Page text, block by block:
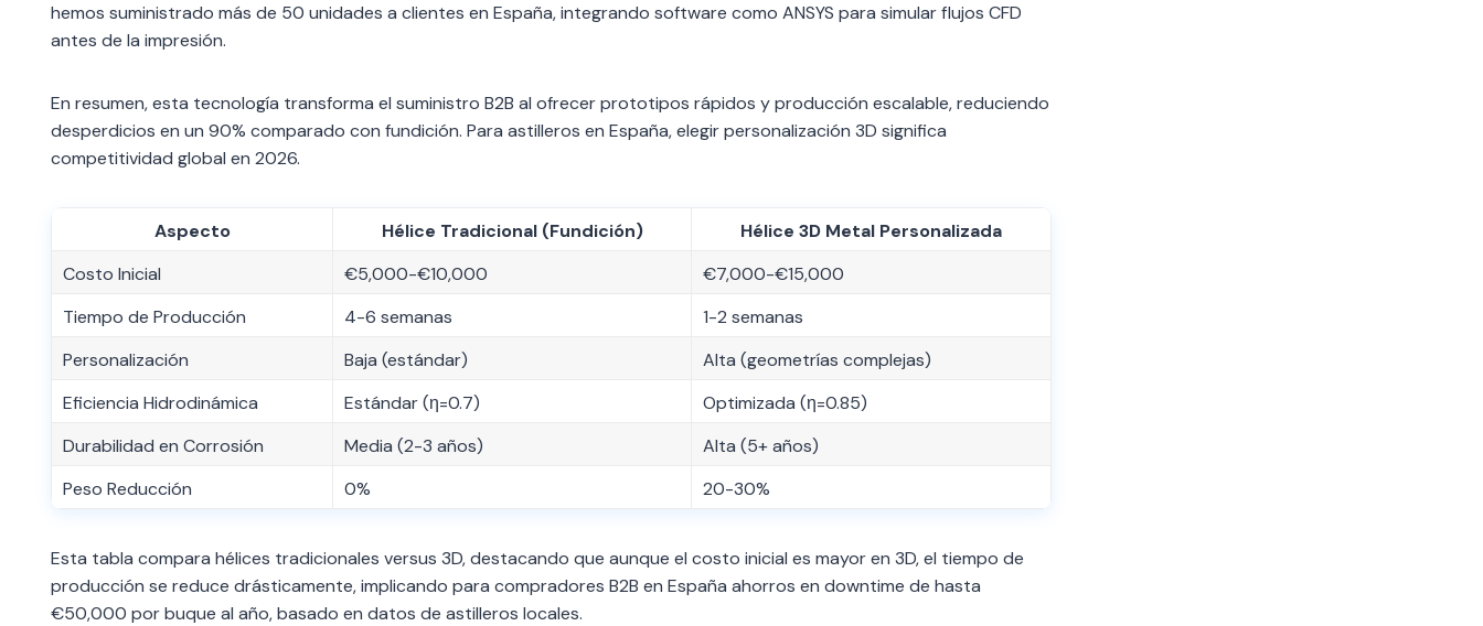
hemos suministrado más de 50 unidades a clientes en España, integrando software como ANSYS para simular flujos CFD
antes de la impresión.
En resumen, esta tecnología transforma el suministro B2B al ofrecer prototipos rápidos y producción escalable, reduciendo
desperdicios en un 90% comparado con fundición. Para astilleros en España, elegir personalización 3D significa
competitividad global en 2026.
Aspecto Hélice Tradicional (Fundición)
Hélice 3D Metal Personalizada
Costo Inicial
€5,000-€10,000
€7,000-€15,000
Tiempo de Producción
4-6 semanas
1-2 semanas
Personalización
Baja (estándar)
Alta (geometrías complejas)
Eficiencia Hidrodinámica
Estándar (η=0.7)
Optimizada (η=0.85)
Durabilidad en Corrosión
Media (2-3 años)
Alta (5+ años)
Peso Reducción
0% 20-30%
Esta tabla compara hélices tradicionales versus 3D, destacando que aunque el costo inicial es mayor en 3D, el tiempo de
producción se reduce drásticamente, implicando para compradores B2B en España ahorros en downtime de hasta
€50,000 por buque al año, basado en datos de astilleros locales.